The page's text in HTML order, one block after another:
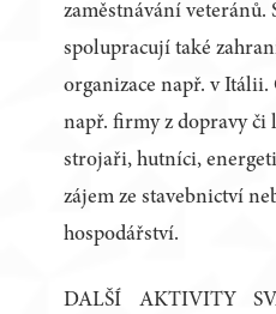
zaměstnávání veteránů.
spolupracují také
organizace např. v
např. firmy z dopravy či
strojaři, hutníci,
zájem ze stavebnictví
hospodářství.
DALŠÍ AKTIVITY